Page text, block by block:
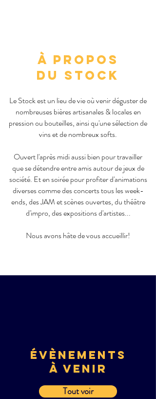
à propos
du stock
Le Stock est un lieu de vie où venir déguster de
nombreuses bières artisanales & locales en
pression ou bouteilles, ainsi qu'une sélection de
vins et de nombreux softs.
Ouvert l'après midi aussi bien pour travailler
que se détendre entre amis autour de jeux de
société. Et en soirée pour profiter d'animations
diverses comme des concerts tous les week-
ends, des JAM et scènes ouvertes, du théâtre
d'impro, des expositions d'artistes...
Nous avons hâte de vous accueillir!
éVèNEMENTS
à VENIR
Tout voir